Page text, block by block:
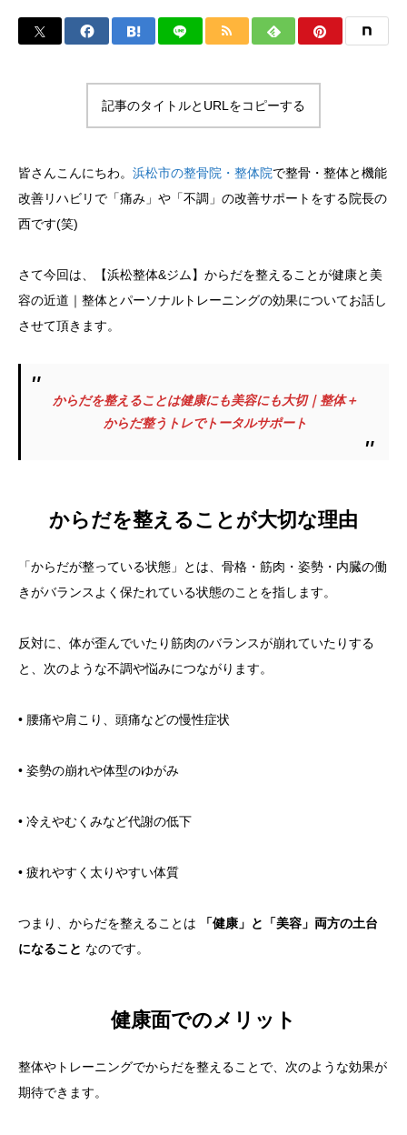
記事のタイトルとURLをコピーする
皆さんこんにちわ。 浜松市の整骨院・整体院で整骨・整体と機能
改善リハビリで「痛み」や「不調」の改善サポートをする院長の
西です(笑)
さて今回は、【浜松整体&ジム】からだを整えることが健康と美
容の近道｜整体とパーソナルトレーニングの効果についてお話し
させて頂きます。
からだを整えることは健康にも美容にも大切｜整体＋
からだ整うトレでトータルサポート
からだを整えることが大切な理由
「からだが整っている状態」とは、骨格・筋肉・姿勢・内臓の働
きがバランスよく保たれている状態のことを指します。
反対に、体が歪んでいたり筋肉のバランスが崩れていたりする
と、次のような不調や悩みにつながります。
• 腰痛や肩こり、頭痛などの慢性症状
• 姿勢の崩れや体型のゆがみ
• 冷えやむくみなど代謝の低下
• 疲れやすく太りやすい体質
つまり、からだを整えることは
「健康」と「美容」両方の土台
になること なのです。
健康面でのメリット
整体やトレーニングでからだを整えることで、次のような効果が
期待できます。